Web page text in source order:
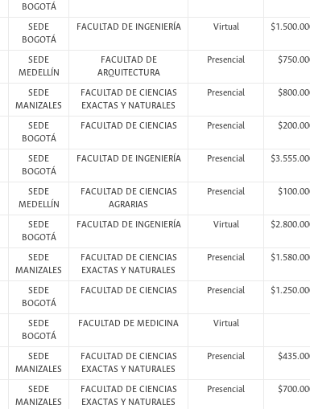
BOGOTÁ
SEDE
BOGOTÁ
FACULTAD DE INGENIERÍA Virtual
SEDE
MEDELLÍN
FACULTAD DE
ARQUITECTURA
Presencial
SEDE
MANIZALES
FACULTAD DE CIENCIAS
EXACTAS Y NATURALES
Presencial
SEDE
BOGOTÁ
FACULTAD DE CIENCIAS Presencial
SEDE
BOGOTÁ
FACULTAD DE INGENIERÍA Presencial
SEDE
MEDELLÍN
FACULTAD DE CIENCIAS
AGRARIAS
Presencial
SEDE
BOGOTÁ
FACULTAD DE INGENIERÍA Virtual
SEDE
MANIZALES
FACULTAD DE CIENCIAS
EXACTAS Y NATURALES
Presencial
SEDE
BOGOTÁ
FACULTAD DE CIENCIAS Presencial
SEDE
BOGOTÁ
FACULTAD DE MEDICINA Virtual
SEDE
MANIZALES
FACULTAD DE CIENCIAS
EXACTAS Y NATURALES
Presencial
SEDE
MANIZALES
FACULTAD DE CIENCIAS
EXACTAS Y NATURALES
Presencial